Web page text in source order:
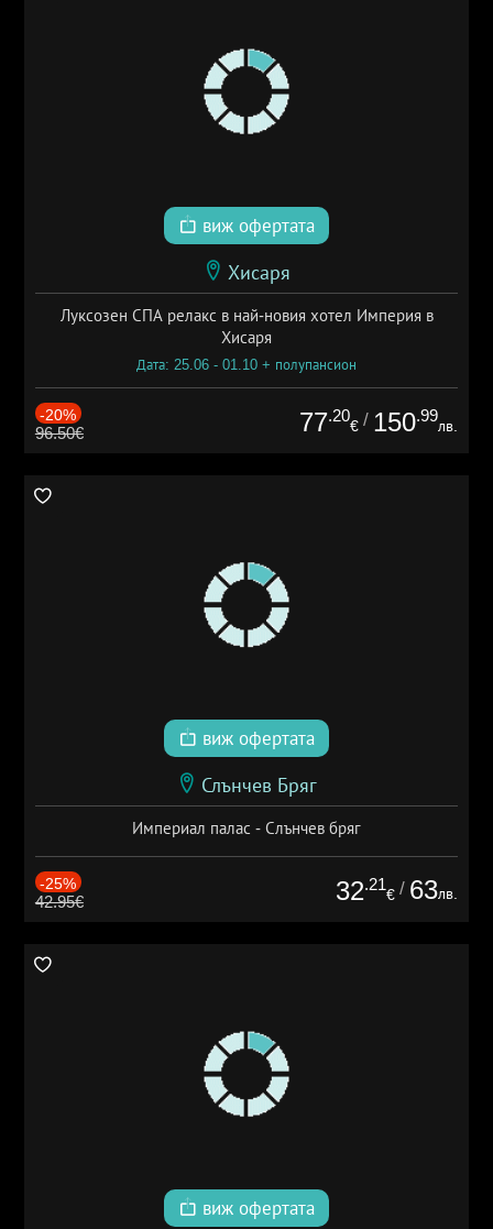
виж офертата
Хисаря
Луксозен СПА релакс в най-новия хотел Империя в
Хисаря
Дата: 25.06 - 01.10 + полупансион
-20%
96.50€ 77.20
€ / 150.99
лв.
виж офертата
Слънчев Бряг
Империал палас - Слънчев бряг
-25%
42.95€ 32.21
€ / 63лв.
виж офертата